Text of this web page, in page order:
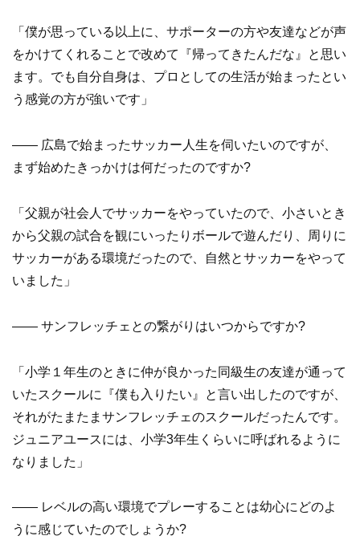
「僕が思っている以上に、サポーターの方や友達などが声
をかけてくれることで改めて『帰ってきたんだな』と思い
ます。でも自分自身は、プロとしての生活が始まったとい
う感覚の方が強いです」
—— 広島で始まったサッカー人生を伺いたいのですが、
まず始めたきっかけは何だったのですか?
「父親が社会人でサッカーをやっていたので、小さいとき
から父親の試合を観にいったりボールで遊んだり、周りに
サッカーがある環境だったので、自然とサッカーをやって
いました」
—— サンフレッチェとの繋がりはいつからですか?
「小学１年生のときに仲が良かった同級生の友達が通って
いたスクールに『僕も入りたい』と言い出したのですが、
それがたまたまサンフレッチェのスクールだったんです。
ジュニアユースには、小学3年生くらいに呼ばれるように
なりました」
—— レベルの高い環境でプレーすることは幼心にどのよ
うに感じていたのでしょうか?